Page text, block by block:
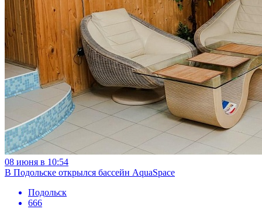
08 июня в 10:54
В Подольске открылся бассейн AquaSpace
Подольск
666